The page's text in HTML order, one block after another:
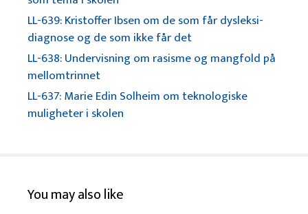
LL-639: Kristoffer Ibsen om de som får dysleksi-
diagnose og de som ikke får det
LL-638: Undervisning om rasisme og mangfold på
mellomtrinnet
LL-637: Marie Edin Solheim om teknologiske
muligheter i skolen
You may also like